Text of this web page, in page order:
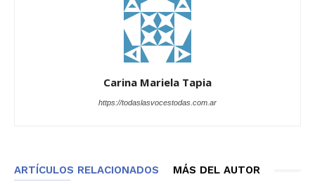
Carina Mariela Tapia
https://todaslasvocestodas.com.ar
ARTÍCULOS RELACIONADOS MÁS DEL AUTOR